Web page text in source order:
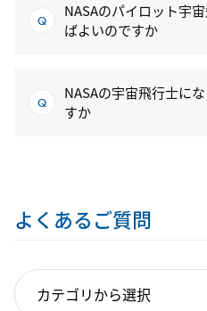
NASAのパイロット宇
ばよいのですか
NASAの宇宙飛行士に
すか
よくあるご質問